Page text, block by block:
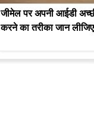
जीमेल पर अपनी आईडी
करने का तरीका जान लीजिए